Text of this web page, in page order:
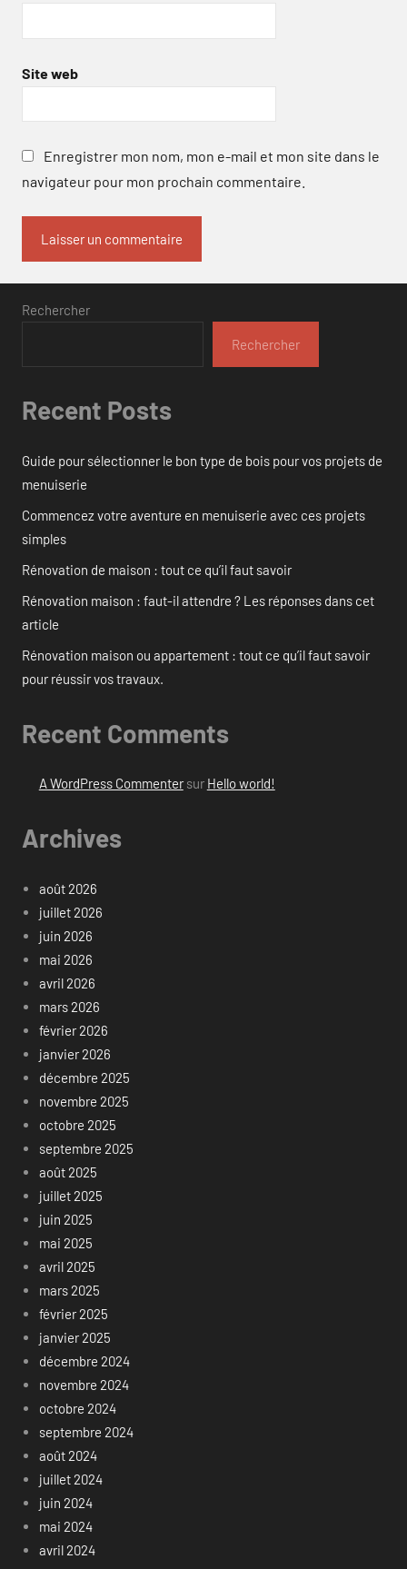
Site web
Enregistrer mon nom, mon e-mail et mon site dans le
navigateur pour mon prochain commentaire.
Rechercher
Rechercher
Recent Posts
Guide pour sélectionner le bon type de bois pour vos projets de
menuiserie
Commencez votre aventure en menuiserie avec ces projets
simples
Rénovation de maison : tout ce qu’il faut savoir
Rénovation maison : faut-il attendre ? Les réponses dans cet
article
Rénovation maison ou appartement : tout ce qu’il faut savoir
pour réussir vos travaux.
Recent Comments
A WordPress Commentersur Hello world!
Archives
août 2026
juillet 2026
juin 2026
mai 2026
avril 2026
mars 2026
février 2026
janvier 2026
décembre 2025
novembre 2025
octobre 2025
septembre 2025
août 2025
juillet 2025
juin 2025
mai 2025
avril 2025
mars 2025
février 2025
janvier 2025
décembre 2024
novembre 2024
octobre 2024
septembre 2024
août 2024
juillet 2024
juin 2024
mai 2024
avril 2024